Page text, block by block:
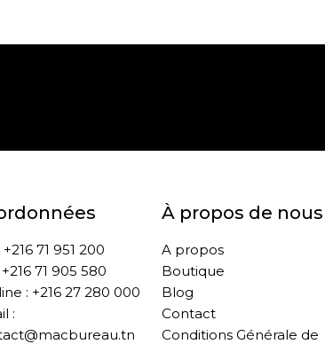
+216 71 951 200
71 905 580
: +216 27 280 000
:
À propos de nous
A propos
Boutique
Blog
Contact
Conditions Générale de